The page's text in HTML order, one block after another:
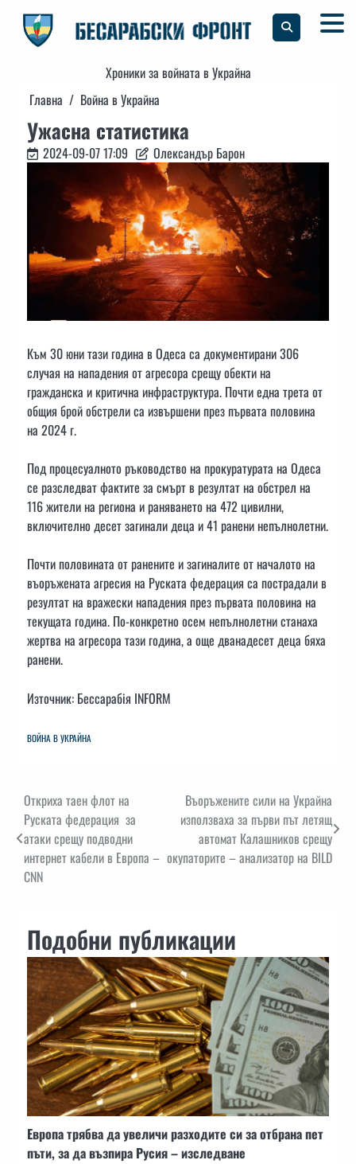
content
Хроники за войната в Украйна
Главна
Война в Украйна
Ужасна статистика
2024-09-07 17:09 Олександър Барон
Към 30 юни тази година в Одеса са документирани 306
случая на нападения от агресора срещу обекти на
гражданска и критична инфраструктура. Почти една трета от
общия брой обстрели са извършени през първата половина
на 2024 г.
Под процесуалното ръководство на прокуратурата на Одеса
се разследват фактите за смърт в резултат на обстрел на
116 жители на региона и раняването на 472 цивилни,
включително десет загинали деца и 41 ранени непълнолетни.
Почти половината от ранените и загиналите от началото на
въоръжената агресия на Руската федерация са пострадали в
резултат на вражески нападения през първата половина на
текущата година. По-конкретно осем непълнолетни станаха
жертва на агресора тази година, а още дванадесет деца бяха
ранени.
Източник: Бессарабія INFORM
ВОЙНА В УКРАЙНА
Навигация
Откриха таен флот на
Руската федерация за
атаки срещу подводни
интернет кабели в Европа –
CNN
Въоръжените сили на Украйна
използваха за първи път летящ
автомат Калашников срещу
окупаторите – анализатор на BILD
Подобни публикации
Европа трябва да увеличи разходите си за отбрана пет
пъти, за да възпира Русия – изследване